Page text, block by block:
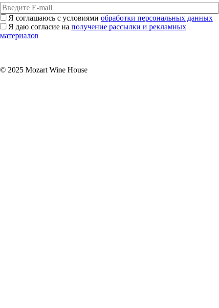
Я соглашаюсь с условиями обработки персональных данных
Я даю согласие на получение рассылки и рекламных
материалов
© 2025 Mozart Wine House